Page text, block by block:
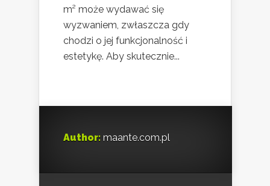
m² może wydawać się
wyzwaniem, zwłaszcza gdy
chodzi o jej funkcjonalność i
estetykę. Aby skutecznie...
Author: maante.com.pl